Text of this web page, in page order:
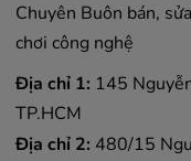
Chuyên Buôn bán,
chơi công nghệ
Địa chỉ 1: 145
TP.HCM
Địa chỉ 2: 480/15